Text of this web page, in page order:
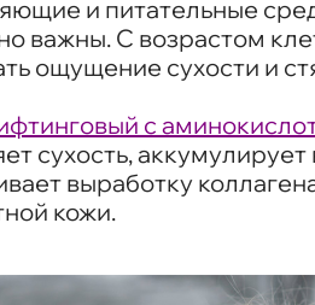
и питательные
важны. С возрастом
ощущение сухости и
с
сухость,
выработку
кожи.